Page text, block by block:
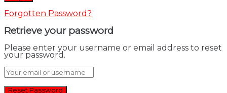
Forgotten Password?
Retrieve your password
Please enter your username or email address to reset
your password.